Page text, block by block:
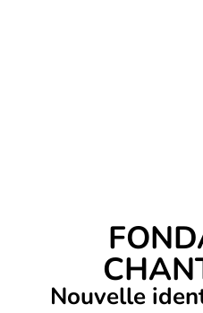
Nouvelle